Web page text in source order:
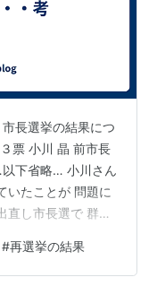
長選挙の結果につ
票 小川 晶 前市長
下省略… 小川さん
いたことが 問題に
直し市長選で 群馬
万票の差、これは
不倫疑惑…というよ
#再選挙の結果